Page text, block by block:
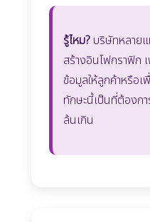
รู้ไหม? บริษัทหลาย
สร้างอินโฟกราฟิก
ข้อมูลให้ลูกค้าหรือเ
ทักษะนี้เป็นที่ต้องกา
ล้นเกิน